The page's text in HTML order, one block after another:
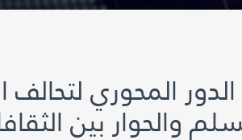
سياسة الخصوصية
المحوري لتحالف
والحوار بين